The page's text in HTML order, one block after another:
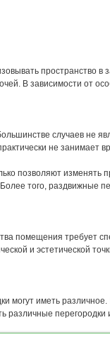
пространство
В зависимости от
случаев не
не
позволяют изменять
того, раздвижные
помещения требует
и эстетической
могут иметь